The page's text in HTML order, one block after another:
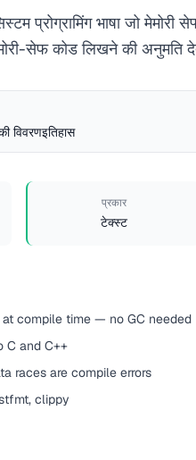
प्रोग्रामिंग भाषा जो
सेफ कोड लिखने की अनुमति
विवरणइतिहास
प्रकार
टेक्स्ट
compile time — no GC needed
C and C++
races are compile errors
clippy